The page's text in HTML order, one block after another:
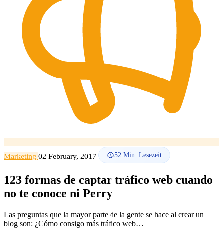
SEO-Beratung Linkaufbau-Studie Linkaufbau
SEO-
Beratung
SEO-Mentoring
So funktioniert es
Sprache
🇪🇸 ES
🇬🇧 EN 🇫🇷 FR 🇩🇪 DE
Marketing 02 February, 2017 52 Min. Lesezeit
123 formas de captar tráfico web cuando
no te conoce ni Perry
Las preguntas que la mayor parte de la gente se hace al crear un
blog son: ¿Cómo consigo más tráfico web…